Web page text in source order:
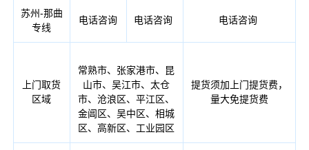
苏州-那曲
专线
电话咨询 电话咨询 电话咨询
上门取货
区域
常熟市、张家港市、昆
山市、吴江市、太仓
市、沧浪区、平江区、
金阊区、吴中区、相城
区、高新区、工业园区
提货须加上门提货费，
量大免提货费